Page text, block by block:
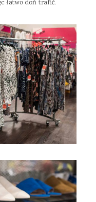
łatwo doń trafić.